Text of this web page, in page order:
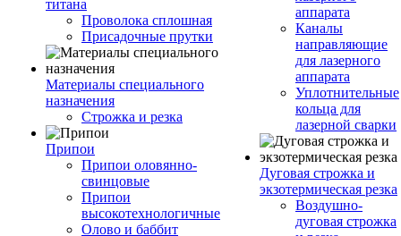
титана
Проволока сплошная
Присадочные прутки
Материалы специального
назначения
Строжка и резка
Припои
Припои оловянно-
свинцовые
Припои
высокотехнологичные
Олово и баббит
аппарата
Каналы
направляющие
для лазерного
аппарата
Уплотнительные
кольца для
лазерной сварки
Дуговая строжка и
экзотермическая резка
Воздушно-
дуговая строжка